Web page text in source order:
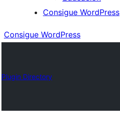
Consigue WordPress
Consigue WordPress
Plugin Directory